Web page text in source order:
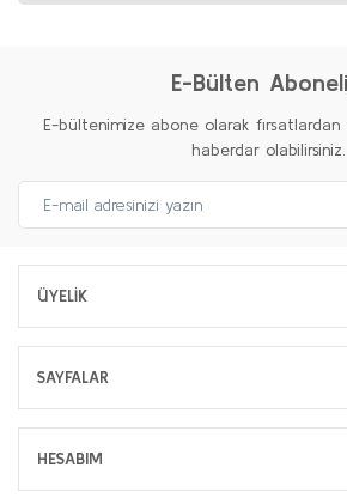
E-Bülten
E-bültenimize abone olarak
haberdar olabilirsiniz.
ÜYELİK
SAYFALAR
HESABIM